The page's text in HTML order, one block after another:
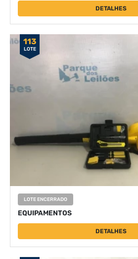
DETALHES
113
LOTE
LOTE ENCERRADO
EQUIPAMENTOS
DETALHES